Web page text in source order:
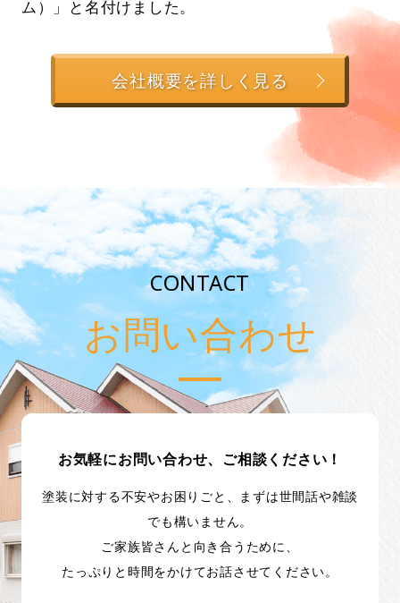
ム）」と名付けました。
会社概要を詳しく見る
CONTACT
お問い合わせ
お気軽にお問い合わせ、ご相談ください！
塗装に対する不安やお困りごと、まずは世間話や雑談
でも構いません。
ご家族皆さんと向き合うために、
たっぷりと時間をかけてお話させてください。